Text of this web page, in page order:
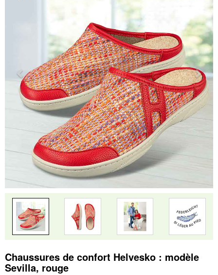
Chaussures de confort Helvesko : modèle
Sevilla, rouge